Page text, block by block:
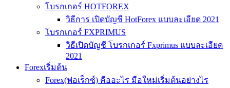
โบรกเกอร์ HOTFOREX
วิธีการ เปิดบัญชี HotForex แบบละเอียด 2021
โบรกเกอร์ FXPRIMUS
วิธีเปิดบัญชี โบรกเกอร์ Fxprimus แบบละเอียด
2021
Forexเริ่มต้น
Forex(ฟอเร็กซ์) คืออะไร มือใหม่เริ่มต้นอย่างไร